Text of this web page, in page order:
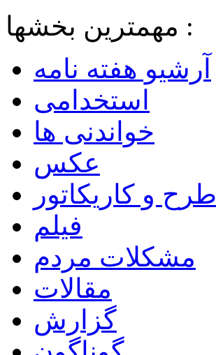
مهمترین بخشها :
آرشیو هفته نامه
استخدامی
خواندنی ها
عکس
طرح و کاریکاتور
فیلم
مشکلات مردم
مقالات
گزارش